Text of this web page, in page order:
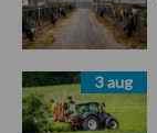
3 aug